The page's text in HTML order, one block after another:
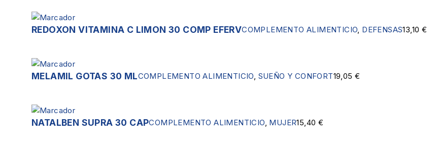
REDOXON VITAMINA C LIMON 30 COMP EFERVCOMPLEMENTO ALIMENTICIO, DEFENSAS13,10 €
MELAMIL GOTAS 30 MLCOMPLEMENTO ALIMENTICIO, SUEÑO Y CONFORT19,05€
NATALBEN SUPRA 30 CAPCOMPLEMENTO ALIMENTICIO, MUJER15,40 €